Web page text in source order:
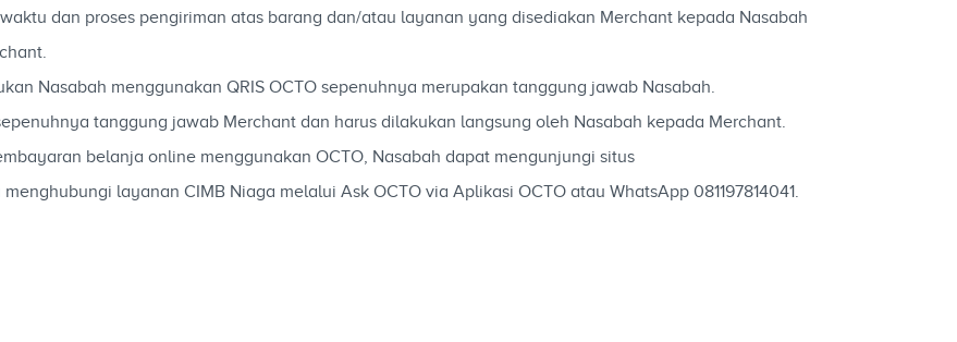
dan proses pengiriman atas barang dan/atau layanan yang disediakan Merchant kepada Nasabah
Nasabah menggunakan QRIS OCTO sepenuhnya merupakan tanggung jawab Nasabah.
tanggung jawab Merchant dan harus dilakukan langsung oleh Nasabah kepada Merchant.
belanja online menggunakan OCTO, Nasabah dapat mengunjungi situs
menghubungi layanan CIMB Niaga melalui Ask OCTO via Aplikasi OCTO atau WhatsApp 081197814041.